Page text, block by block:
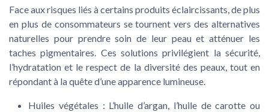
Face aux risques liés à certains produits éclaircissants, de plus
en plus de consommateurs se tournent vers des alternatives
naturelles pour prendre soin de leur peau et atténuer les
taches pigmentaires. Ces solutions privilégient la sécurité,
l’hydratation et le respect de la diversité des peaux, tout en
répondant à la quête d’une apparence lumineuse.
Huiles végétales : L’huile d’argan, l’huile de carotte ou